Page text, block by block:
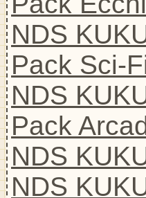
NDS
Pack Sci-
NDS
Pack
NDS
NDS